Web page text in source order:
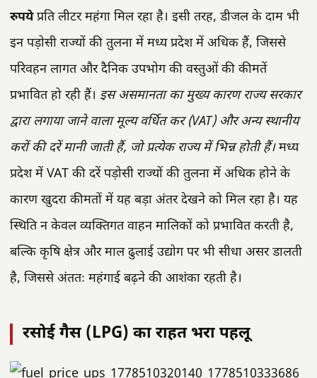
रुपयेप्रति लीटर महंगा मिल रहा है। इसी तरह, डीजल के दाम भी
इन पड़ोसी राज्यों की तुलना में मध्य प्रदेश में अधिक हैं, जिससे
परिवहन लागत और दैनिक उपभोग की वस्तुओं की कीमतें
प्रभावित हो रही हैं। इस असमानता का मुख्य कारण राज्य सरकार
द्वारा लगाया जाने वाला मूल्य वर्धित कर (VAT) और अन्य स्थानीय
करों की दरें मानी जाती हैं, जो प्रत्येक राज्य में भिन्न होती हैं।मध्य
प्रदेश में VAT की दरें पड़ोसी राज्यों की तुलना में अधिक होने के
कारण खुदरा कीमतों में यह बड़ा अंतर देखने को मिल रहा है। यह
स्थिति न केवल व्यक्तिगत वाहन मालिकों को प्रभावित करती है,
बल्कि कृषि क्षेत्र और माल ढुलाई उद्योग पर भी सीधा असर डालती
है, जिससे अंततः महंगाई बढ़ने की आशंका रहती है।
रसोई गैस (LPG) का राहत भरा पहलू